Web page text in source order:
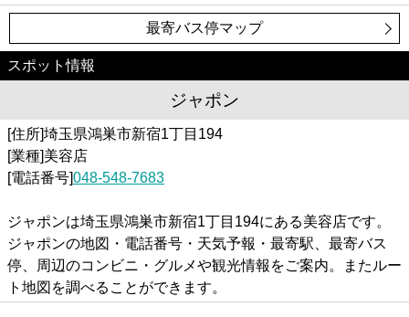
最寄バス停マップ
スポット情報
ジャポン
[住所]埼玉県鴻巣市新宿1丁目194
[業種]美容店
[電話番号]048-548-7683
ジャポンは埼玉県鴻巣市新宿1丁目194にある美容店です。
ジャポンの地図・電話番号・天気予報・最寄駅、最寄バス
停、周辺のコンビニ・グルメや観光情報をご案内。またルー
ト地図を調べることができます。